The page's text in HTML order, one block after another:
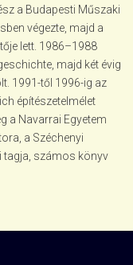
a Budapesti Műszaki
végezte, majd a
lett. 1986–1988
majd két évig
1991-től 1996-ig az
építészetelmélet
a Navarrai Egyetem
a Széchenyi
tagja, számos könyv